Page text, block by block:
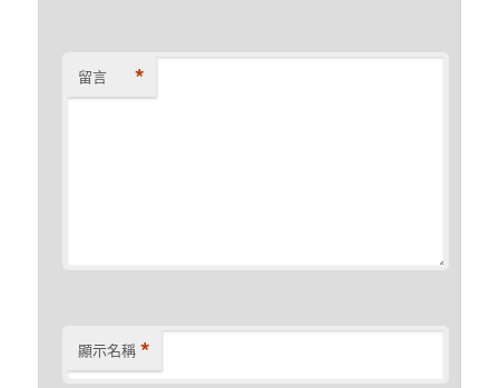
留言 *
顯示名稱 *